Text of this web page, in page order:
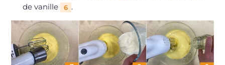
de vanille
6 .